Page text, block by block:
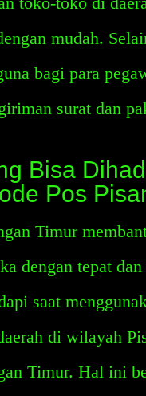
mudah.
bagi para
surat dan
Bisa
Pos
Timur
dengan tepat
saat
di wilayah
Timur. Hal ini